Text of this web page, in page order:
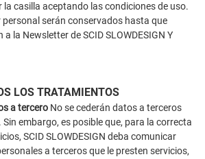
casilla aceptando las condiciones de uso.
serán conservados hasta que
la Newsletter de SCID SLOWDESIGN Y
LOS TRATAMIENTOS
a tercero No se cederán datos a terceros
embargo, es posible que, para la correcta
SCID SLOWDESIGN deba comunicar
a terceros que le presten servicios,